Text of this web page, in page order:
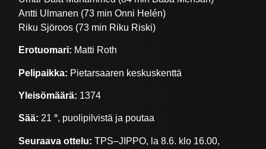
Antti Ulmanen (73 min Onni Helén)
Riku Sjöroos (73 min Riku Riski)
Erotuomari: Matti Roth
Pelipaikka: Pietarsaaren keskuskenttä
Yleisömäärä: 1374
Sää:21°, puolipilvistä ja poutaa
Seuraava ottelu: TPS–JIPPO, la 8.6. klo 16.00,